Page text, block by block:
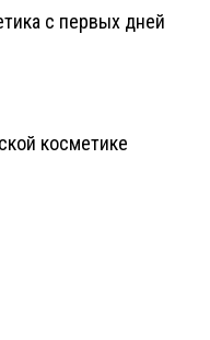
с первых дней
косметике